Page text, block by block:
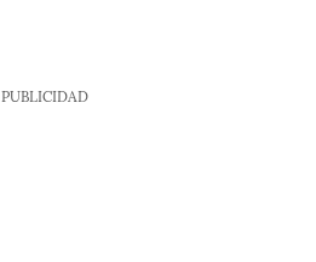
PUBLICIDAD